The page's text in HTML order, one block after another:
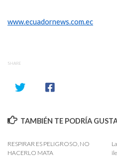
www.ecuadornews.com.ec
SHARE
TAMBIÉN TE PODRÍA
RESPIRAR ES PELIGROSO, NO
HACERLO MATA